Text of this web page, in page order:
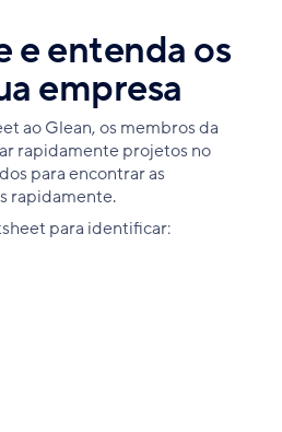
e entenda os
empresa
ao Glean, os membros da
rapidamente projetos no
para encontrar as
rapidamente.
para identificar: